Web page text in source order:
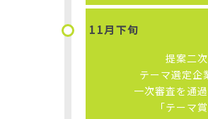
11月下旬
提案二
テーマ選定企
一次審査を通
「テーマ